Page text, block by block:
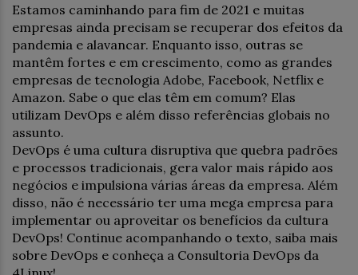
Estamos caminhando para fim de 2021 e muitas
empresas ainda precisam se recuperar dos efeitos da
pandemia e alavancar. Enquanto isso, outras se
mantêm fortes e em crescimento, como as grandes
empresas de tecnologia Adobe, Facebook, Netflix e
Amazon. Sabe o que elas têm em comum? Elas
utilizam DevOps e além disso referências globais no
assunto.
DevOps é uma cultura disruptiva que quebra padrões
e processos tradicionais, gera valor mais rápido aos
negócios e impulsiona várias áreas da empresa. Além
disso, não é necessário ter uma mega empresa para
implementar ou aproveitar os benefícios da cultura
DevOps! Continue acompanhando o texto, saiba mais
sobre DevOps e conheça a Consultoria DevOps da